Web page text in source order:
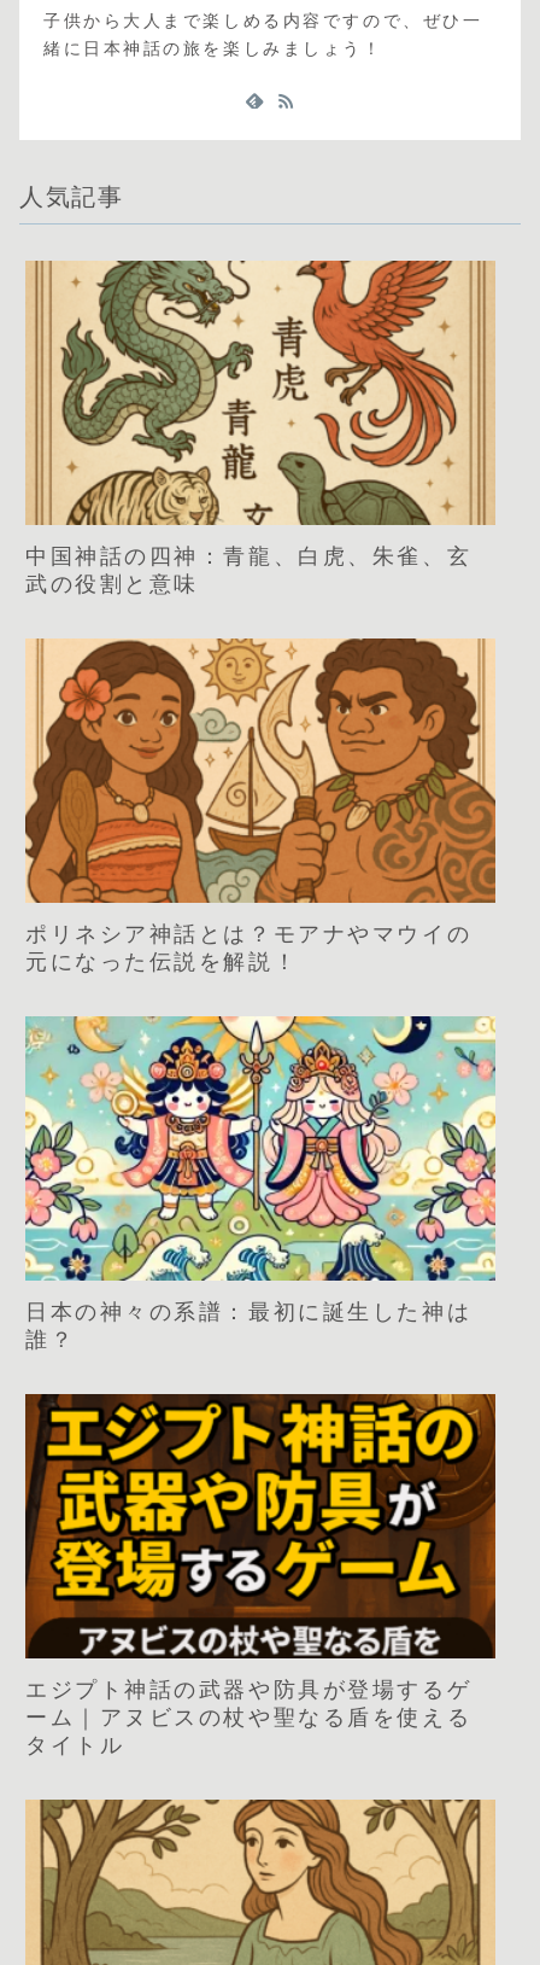
子供から大人まで楽しめる内容ですので、ぜひ一
緒に日本神話の旅を楽しみましょう！
人気記事
中国神話の四神：青龍、白虎、朱雀、玄
武の役割と意味
ポリネシア神話とは？モアナやマウイの
元になった伝説を解説！
日本の神々の系譜：最初に誕生した神は
誰？
エジプト神話の武器や防具が登場するゲ
ーム｜アヌビスの杖や聖なる盾を使える
タイトル